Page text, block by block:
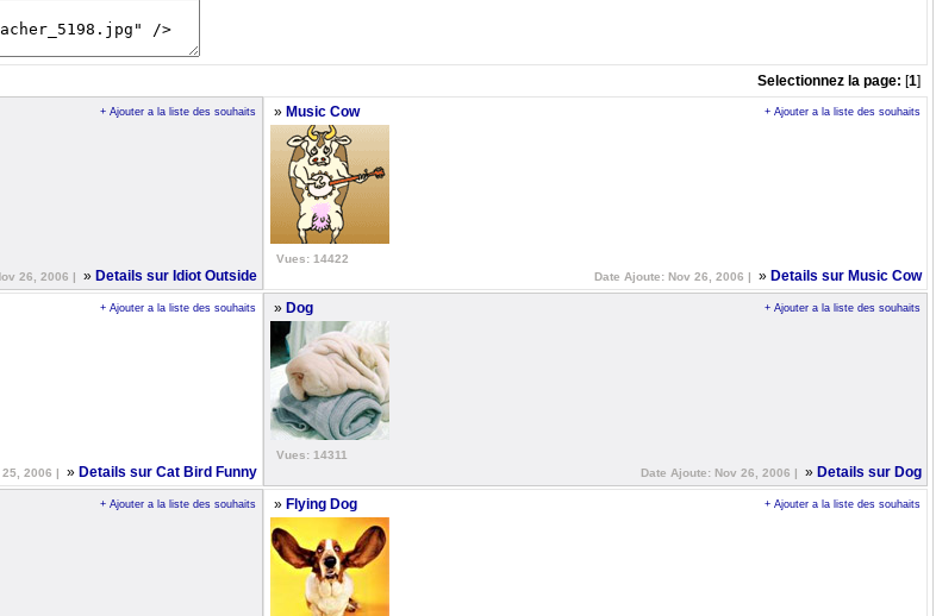
Selectionnez la page: [1]
+ Ajouter a la liste des souhaits
26, 2006 |
» Details sur Idiot Outside
» Music Cow + Ajouter a la liste des souhaits
Vues: 14422
Date Ajoute: Nov 26, 2006 |
» Details sur Music Cow
+ Ajouter a la liste des souhaits
2006 |
» Details sur Cat Bird Funny
» Dog + Ajouter a la liste des souhaits
Vues: 14311
Date Ajoute: Nov 26, 2006 |
» Details sur Dog
+ Ajouter a la liste des souhaits » Flying Dog + Ajouter a la liste des souhaits